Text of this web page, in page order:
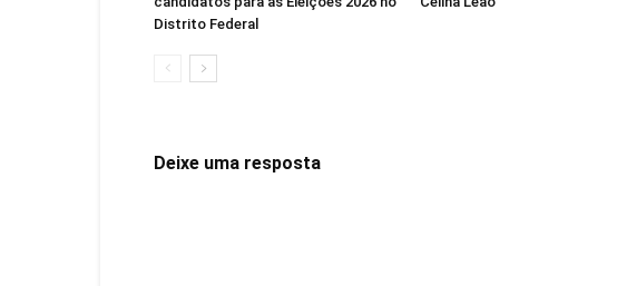
Distrito Federal
Deixe uma resposta